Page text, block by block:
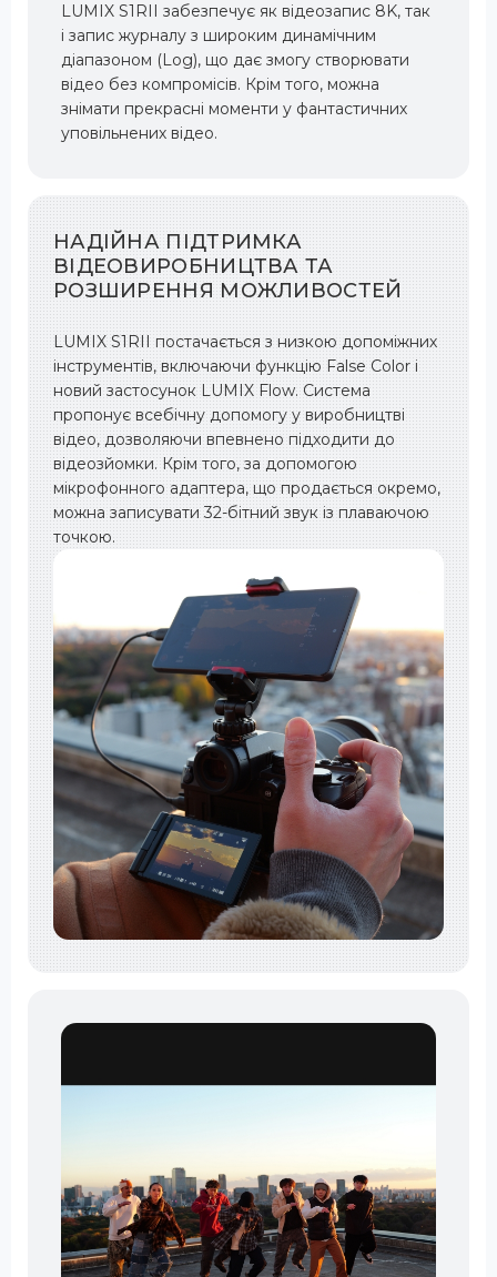
LUMIX S1RII забезпечує як відеозапис 8K, так
і запис журналу з широким динамічним
діапазоном (Log), що дає змогу створювати
відео без компромісів. Крім того, можна
знімати прекрасні моменти у фантастичних
уповільнених відео.
НАДІЙНА ПІДТРИМКА
ВІДЕОВИРОБНИЦТВА ТА
РОЗШИРЕННЯ МОЖЛИВОСТЕЙ
LUMIX S1RII постачається з низкою допоміжних
інструментів, включаючи функцію False Color і
новий застосунок LUMIX Flow. Система
пропонує всебічну допомогу у виробництві
відео, дозволяючи впевнено підходити до
відеозйомки. Крім того, за допомогою
мікрофонного адаптера, що продається окремо,
можна записувати 32-бітний звук із плаваючою
точкою.